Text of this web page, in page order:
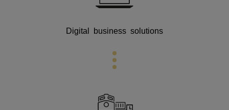
Digital business solutions